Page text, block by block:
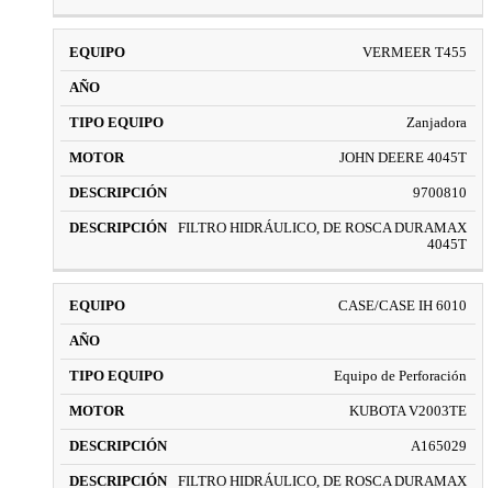
VERMEER T455
Zanjadora
JOHN DEERE 4045T
9700810
FILTRO HIDRÁULICO, DE ROSCA DURAMAX
4045T
CASE/CASE IH 6010
Equipo de Perforación
KUBOTA V2003TE
A165029
FILTRO HIDRÁULICO, DE ROSCA DURAMAX